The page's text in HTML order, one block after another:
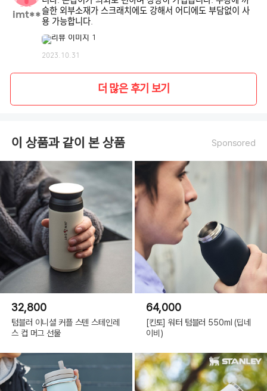
imt**슬한 외부소재가 스크래치에도 강해서 어디에도 부담없이 사
용 가능합니다.
2023.10.31
더 많은 후기 보기
이 상품과 같이 본 상품 Sponsored
32,800
텀블러 이니셜 커플 스텐 스테인레
스 컵 머그 선물
64,000
[킨토] 워터 텀블러 550ml (딥네
이비)